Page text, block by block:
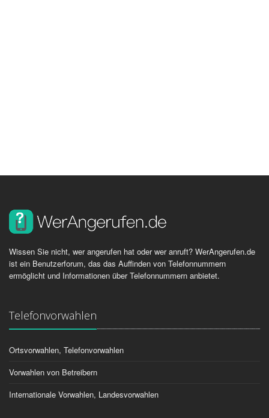
Wissen Sie nicht, wer angerufen hat oder wer anruft? WerAngerufen.de
ist ein Benutzerforum, das das Auffinden von Telefonnummern
ermöglicht und Informationen über Telefonnummern anbietet.
Telefonvorwahlen
Ortsvorwahlen, Telefonvorwahlen
Vorwahlen von Betreibern
Internationale Vorwahlen, Landesvorwahlen